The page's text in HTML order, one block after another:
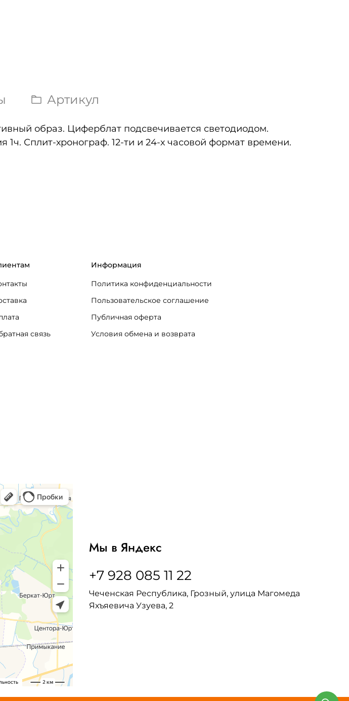
Артикул
образ. Циферблат подсвечивается светодиодом.
Сплит-хронограф. 12-ти и 24-х часовой формат времени.
связь
Информация
Политика конфиденциальности
Пользовательское соглашение
Публичная оферта
Условия обмена и возврата
Мы в Яндекс
+7 928 085 11 22
Чеченская Республика, Грозный, улица Магомеда
Яхъяевича Узуева, 2